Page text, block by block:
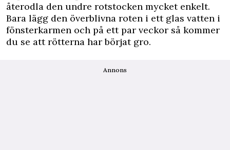
återodla den undre rotstocken mycket enkelt.
Bara lägg den överblivna roten i ett glas vatten i
fönsterkarmen och på ett par veckor så kommer
du se att rötterna har börjat gro.
Annons